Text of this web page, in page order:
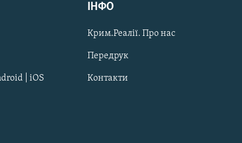
| iOS
ІНФО
Крим.Реалії. Про нас
Передрук
Контакти